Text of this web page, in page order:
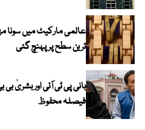
ترین سطح پر پہنچ گئی
بانی پی ٹی آئی اور بشریٰ
فیصلہ محفوظ